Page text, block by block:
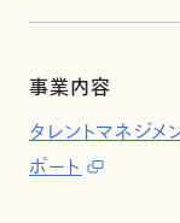
事業内容
タレントマネジメ
ポート